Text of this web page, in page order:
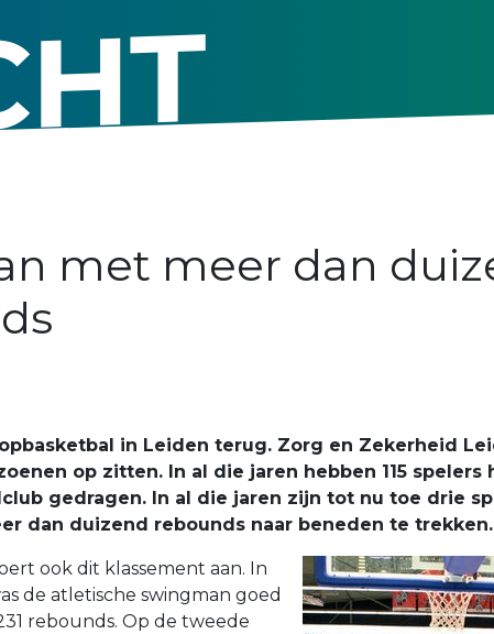
met meer dan
in Leiden terug. Zorg en Zekerheid
op zitten. In al die jaren hebben 115 spelers
gedragen. In al die jaren zijn tot nu toe drie
dan duizend rebounds naar beneden te trekken.
ook dit klassement aan. In
de atletische swingman goed
rebounds. Op de tweede